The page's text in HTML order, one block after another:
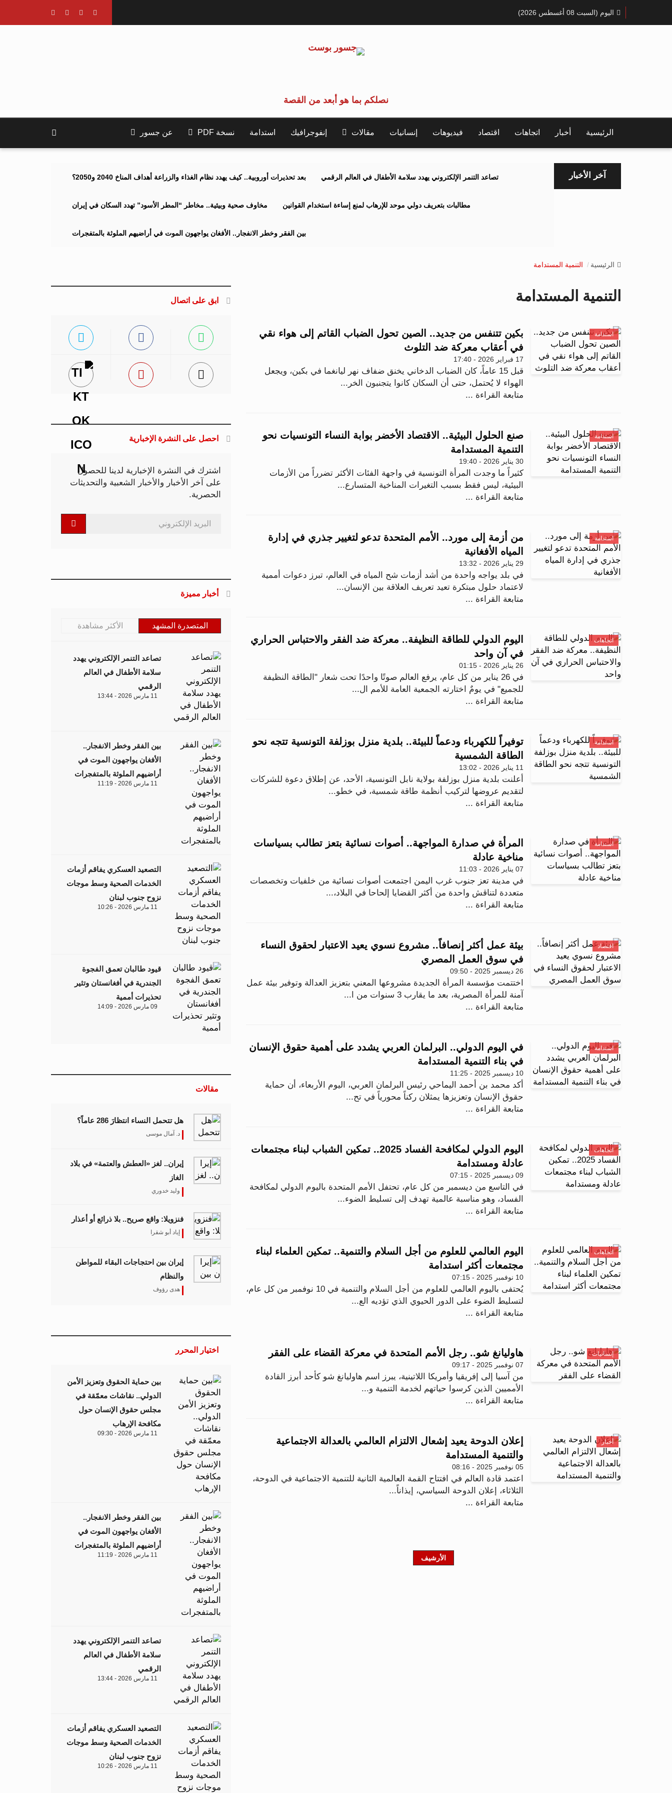
اليوم (السبت 08 أغسطس 2026)
نصلكم بما هو أبعد من القصة
الرئيسية أخبار اتجاهات اقتصاد فيديوهات إنسانيات مقالات إنفوجرافيك استدامة نسخة PDF عن جسور
آخر الأخبار بعد تحذيرات أوروبية.. كيف يهدد نظام الغذاء والزراعة أهداف المناخ 2040 و2050؟ تصاعد التنمر الإلكتروني يهدد سلامة الأطفال في العالم الرقمي
مخاوف صحية وبيئية.. مخاطر “المطر الأسود” تهدد السكان في إيران مطالبات بتعريف دولي موحد للإرهاب لمنع إساءة استخدام القوانين
بين الفقر وخطر الانفجار.. الأفغان يواجهون الموت في أراضيهم الملوثة بالمتفجرات
الرئيسية التنمية المستدامة
التنمية المستدامة
استدامة
بكين تتنفس من جديد.. الصين تحول الضباب القاتم إلى هواء نقي
في أعقاب معركة ضد التلوث
17 فبراير 2026 - 17:40
قبل 15 عاماً، كان الضباب الدخاني يخنق ضفاف نهر ليانغما في بكين، ويجعل
الهواء لا يُحتمل، حتى أن السكان كانوا يتجنبون الخر...
متابعة القراءة ...
استدامة
صنع الحلول البيئية.. الاقتصاد الأخضر بوابة النساء التونسيات نحو
التنمية المستدامة
30 يناير 2026 - 19:40
كثيراً ما وجدت المرأة التونسية في واجهة الفئات الأكثر تضرراً من الأزمات
البيئية، ليس فقط بسبب التغيرات المناخية المتسارع...
متابعة القراءة ...
استدامة
من أزمة إلى مورد.. الأمم المتحدة تدعو لتغيير جذري في إدارة
المياه الأفغانية
29 يناير 2026 - 13:32
في بلد يواجه واحدة من أشد أزمات شح المياه في العالم، تبرز دعوات أممية
لاعتماد حلول مبتكرة تعيد تعريف العلاقة بين الإنسان...
متابعة القراءة ...
اتجاهات
اليوم الدولي للطاقة النظيفة.. معركة ضد الفقر والاحتباس الحراري
في آن واحد
26 يناير 2026 - 01:15
في 26 يناير من كل عام، يرفع العالم صوتًا واحدًا تحت شعار "الطاقة النظيفة
للجميع" في يومٌ اختارته الجمعية العامة للأمم ال...
متابعة القراءة ...
استدامة
توفيراً للكهرباء ودعماً للبيئة.. بلدية منزل بوزلفة التونسية تتجه نحو
الطاقة الشمسية
11 يناير 2026 - 13:02
أعلنت بلدية منزل بوزلفة بولاية نابل التونسية، الأحد، عن إطلاق دعوة للشركات
لتقديم عروضها لتركيب أنظمة طاقة شمسية، في خطو...
متابعة القراءة ...
استدامة
المرأة في صدارة المواجهة.. أصوات نسائية بتعز تطالب بسياسات
مناخية عادلة
07 يناير 2026 - 11:03
في مدينة تعز جنوب غرب اليمن اجتمعت أصوات نسائية من خلفيات وتخصصات
متعددة لتناقش واحدة من أكثر القضايا إلحاحا في البلاد،...
متابعة القراءة ...
اقتصاد
بيئة عمل أكثر إنصافاً.. مشروع نسوي يعيد الاعتبار لحقوق النساء
في سوق العمل المصري
26 ديسمبر 2025 - 09:50
اختتمت مؤسسة المرأة الجديدة مشروعها المعني بتعزيز العدالة وتوفير بيئة عمل
آمنة للمرأة المصرية، بعد ما يقارب 3 سنوات من ا...
متابعة القراءة ...
استدامة
في اليوم الدولي.. البرلمان العربي يشدد على أهمية حقوق الإنسان
في بناء التنمية المستدامة
10 ديسمبر 2025 - 11:25
أكد محمد بن أحمد اليماحي رئيس البرلمان العربي، اليوم الأربعاء، أن حماية
حقوق الإنسان وتعزيزها يمثلان ركناً محورياً في تح...
متابعة القراءة ...
اتجاهات
اليوم الدولي لمكافحة الفساد 2025.. تمكين الشباب لبناء مجتمعات
عادلة ومستدامة
09 ديسمبر 2025 - 07:15
في التاسع من ديسمبر من كل عام، تحتفل الأمم المتحدة باليوم الدولي لمكافحة
الفساد، وهو مناسبة عالمية تهدف إلى تسليط الضوء...
متابعة القراءة ...
اتجاهات
اليوم العالمي للعلوم من أجل السلام والتنمية.. تمكين العلماء لبناء
مجتمعات أكثر استدامة
10 نوفمبر 2025 - 07:15
يُحتفى باليوم العالمي للعلوم من أجل السلام والتنمية في 10 نوفمبر من كل عام،
لتسليط الضوء على الدور الحيوي الذي تؤديه الع...
متابعة القراءة ...
إنسانيات هاوليانغ شو.. رجل الأمم المتحدة في معركة القضاء على الفقر
07 نوفمبر 2025 - 09:17
من آسيا إلى إفريقيا وأمريكا اللاتينية، يبرز اسم هاوليانغ شو كأحد أبرز القادة
الأمميين الذين كرسوا حياتهم لخدمة التنمية و...
متابعة القراءة ...
أخبار
إعلان الدوحة يعيد إشعال الالتزام العالمي بالعدالة الاجتماعية
والتنمية المستدامة
05 نوفمبر 2025 - 08:16
اعتمد قادة العالم في افتتاح القمة العالمية الثانية للتنمية الاجتماعية في الدوحة،
الثلاثاء، إعلان الدوحة السياسي، إيذاناً...
متابعة القراءة ...
الأرشيف
ابق على اتصال
احصل على النشرة الإخبارية
اشترك في النشرة الإخبارية لدينا للحصول
على آخر الأخبار والأخبار الشعبية والتحديثات
الحصرية.
أخبار مميزة
المتصدرة المشهد الأكثر مشاهدة
تصاعد التنمر الإلكتروني يهدد
سلامة الأطفال في العالم
الرقمي
11 مارس 2026 - 13:44
بين الفقر وخطر الانفجار..
الأفغان يواجهون الموت في
أراضيهم الملوثة بالمتفجرات
11 مارس 2026 - 11:19
التصعيد العسكري يفاقم أزمات
الخدمات الصحية وسط موجات
نزوح جنوب لبنان
11 مارس 2026 - 10:26
قيود طالبان تعمق الفجوة
الجندرية في أفغانستان وتثير
تحذيرات أممية
09 مارس 2026 - 14:09
مقالات
هل تتحمل النساء انتظارَ 286 عاماً؟
د. آمال موسى
إيران.. لغز «العطش والعتمة» في بلاد
الغاز
وليد خدوري
فنزويلا: واقع صريح.. بلا ذرائع أو أعذار
إياد أبو شقرا
إيران بين احتجاجات البقاء للمواطن
والنظام
هدى رؤوف
اختيار المحرر
بين حماية الحقوق وتعزيز الأمن
الدولي.. نقاشات معمّقة في
مجلس حقوق الإنسان حول
مكافحة الإرهاب
11 مارس 2026 - 09:30
بين الفقر وخطر الانفجار..
الأفغان يواجهون الموت في
أراضيهم الملوثة بالمتفجرات
11 مارس 2026 - 11:19
تصاعد التنمر الإلكتروني يهدد
سلامة الأطفال في العالم
الرقمي
11 مارس 2026 - 13:44
التصعيد العسكري يفاقم أزمات
الخدمات الصحية وسط موجات
نزوح جنوب لبنان
11 مارس 2026 - 10:26